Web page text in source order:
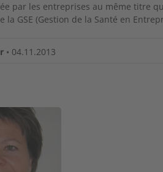
par les entreprises au même titre
la GSE (Gestion de la Santé en
• 04.11.2013